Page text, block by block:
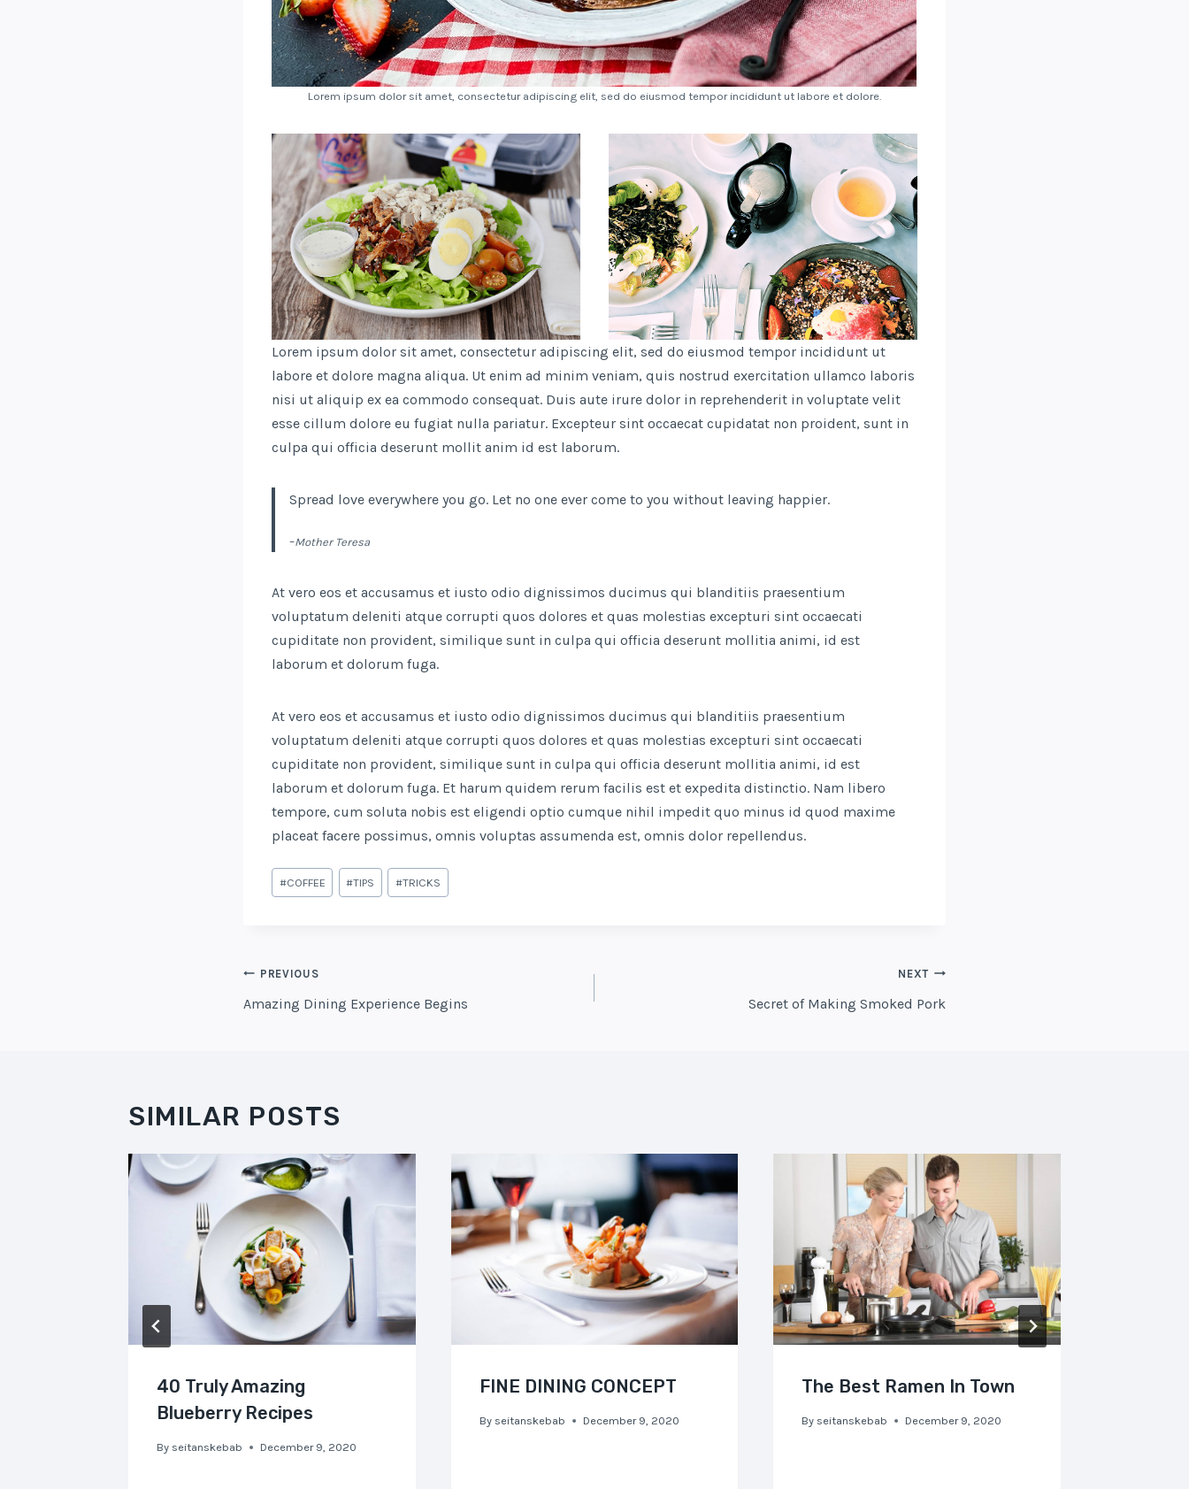
Lorem ipsum dolor sit amet, consectetur adipiscing elit, sed do eiusmod tempor incididunt ut labore et dolore.
Lorem ipsum dolor sit amet, consectetur adipiscing elit, sed do eiusmod tempor incididunt ut
labore et dolore magna aliqua. Ut enim ad minim veniam, quis nostrud exercitation ullamco laboris
nisi ut aliquip ex ea commodo consequat. Duis aute irure dolor in reprehenderit in voluptate velit
esse cillum dolore eu fugiat nulla pariatur. Excepteur sint occaecat cupidatat non proident, sunt in
culpa qui officia deserunt mollit anim id est laborum.
Spread love everywhere you go. Let no one ever come to you without leaving happier.
–Mother Teresa
At vero eos et accusamus et iusto odio dignissimos ducimus qui blanditiis praesentium
voluptatum deleniti atque corrupti quos dolores et quas molestias excepturi sint occaecati
cupiditate non provident, similique sunt in culpa qui officia deserunt mollitia animi, id est
laborum et dolorum fuga.
At vero eos et accusamus et iusto odio dignissimos ducimus qui blanditiis praesentium
voluptatum deleniti atque corrupti quos dolores et quas molestias excepturi sint occaecati
cupiditate non provident, similique sunt in culpa qui officia deserunt mollitia animi, id est
laborum et dolorum fuga. Et harum quidem rerum facilis est et expedita distinctio. Nam libero
tempore, cum soluta nobis est eligendi optio cumque nihil impedit quo minus id quod maxime
placeat facere possimus, omnis voluptas assumenda est, omnis dolor repellendus.
Post
Tags:
#COFFEE #TIPS #TRICKS
POST
NAVIGATION
PREVIOUS
Amazing Dining Experience Begins
NEXT
Secret of Making Smoked Pork
SIMILAR POSTS
40 Truly Amazing
Blueberry Recipes
By seitanskebab December 9, 2020
FINE DINING CONCEPT
By seitanskebab December 9, 2020
The Best Ramen In Town
By seitanskebab December 9, 2020